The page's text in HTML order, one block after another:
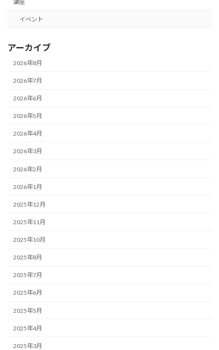
講座
イベント
アーカイブ
2026年8月
2026年7月
2026年6月
2026年5月
2026年4月
2026年3月
2026年2月
2026年1月
2025年12月
2025年11月
2025年10月
2025年8月
2025年7月
2025年6月
2025年5月
2025年4月
2025年3月